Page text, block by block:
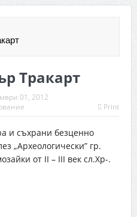
Тракарт
01, 2012
Print
и съхрани безценно
„Археологически” гр.
от ІI – III век сл.Хр-.